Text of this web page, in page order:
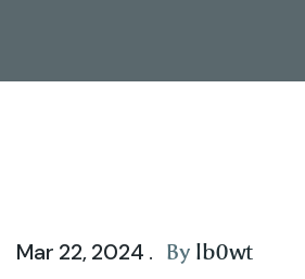
Mar 22, 2024 . By lb0wt